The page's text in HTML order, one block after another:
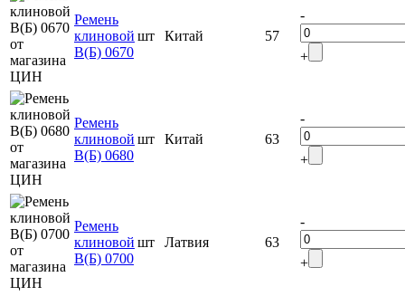
Ремень
клиновой
В(Б) 0670
шт Китай 57
-
+
Ремень
клиновой
В(Б) 0680
шт Китай 63
-
+
Ремень
клиновой
В(Б) 0700
шт Латвия 63
-
+